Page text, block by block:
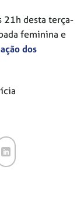
21h desta terça-
feminina e
dos